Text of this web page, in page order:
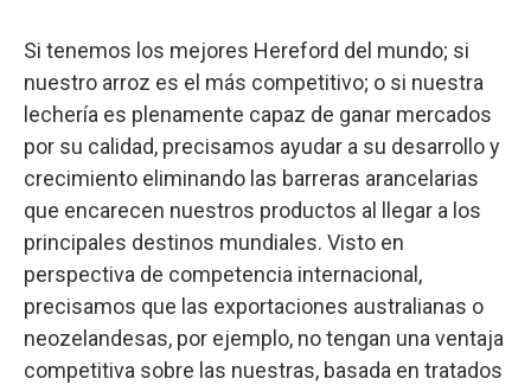
Si tenemos los mejores Hereford del mundo; si
nuestro arroz es el más competitivo; o si nuestra
lechería es plenamente capaz de ganar mercados
por su calidad, precisamos ayudar a su desarrollo y
crecimiento eliminando las barreras arancelarias
que encarecen nuestros productos al llegar a los
principales destinos mundiales. Visto en
perspectiva de competencia internacional,
precisamos que las exportaciones australianas o
neozelandesas, por ejemplo, no tengan una ventaja
competitiva sobre las nuestras, basada en tratados